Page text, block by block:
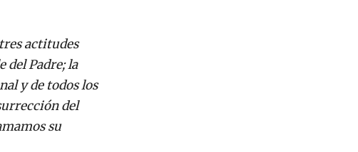
actitudes
del Padre; la
y de todos los
del
su